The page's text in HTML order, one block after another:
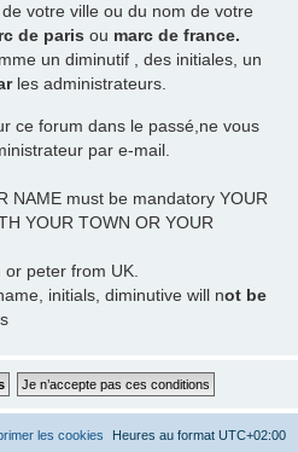
votre ville ou du nom de votre
de paris ou marc de france.
un diminutif , des initiales, un
les administrateurs.
ce forum dans le passé,ne vous
par e-mail.
NAME must be mandatory YOUR
YOUR TOWN OR YOUR
peter from UK.
initials, diminutive will not be
Heures au format UTC+02:00
les cookies